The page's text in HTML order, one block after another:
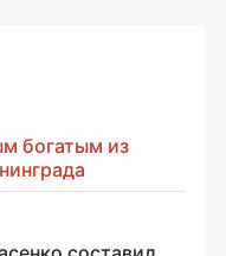
богатым из